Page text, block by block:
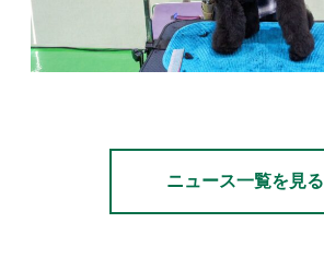
ニュース一覧を見る